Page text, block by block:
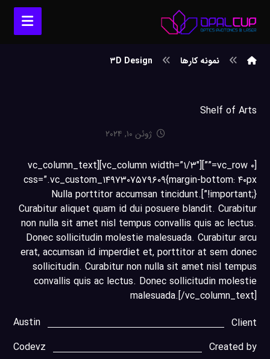
نمونه کارها ۳D Design
Shelf of Arts
ژوئن ۱۰, ۲۰۲۴
[vc_row ۰=””][vc_column width=”۱/۳″][vc_column_text
css=”.vc_custom_۱۴۹۷۳۰۷۵۷۹۶۰۹{margin-bottom: ۴۰px
!important;}”]Nulla porttitor accumsan tincidunt.
Curabitur aliquet quam id dui posuere blandit. Curabitur
non nulla sit amet nisl tempus convallis quis ac lectus.
Donec sollicitudin molestie malesuada. Curabitur arcu
erat, accumsan id imperdiet et, porttitor at sem donec
sollicitudin. Curabitur non nulla sit amet nisl tempus
convallis quis ac lectus. Donec sollicitudin molestie
malesuada.[/vc_column_text]
Client
Austin
Created by
Codevz